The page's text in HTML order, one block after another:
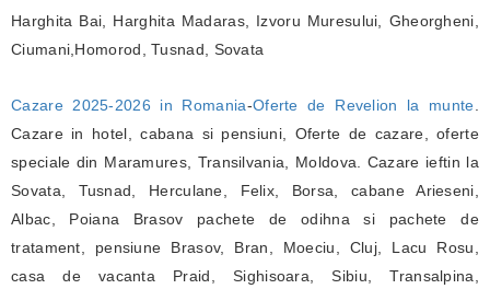
Harghita Bai, Harghita Madaras, Izvoru Muresului, Gheorgheni,
Ciumani,Homorod, Tusnad, Sovata
Cazare 2025-2026 in Romania-Oferte de Revelion la munte
Cazare in hotel, cabana si pensiuni, Oferte de cazare, oferte
speciale din Maramures, Transilvania, Moldova. Cazare ieftin la
Sovata, Tusnad, Herculane, Felix, Borsa, cabane Arieseni,
Albac, Poiana Brasov pachete de odihna si pachete de
tratament, pensiune Brasov, Bran, Moeciu, Cluj, Lacu Rosu,
casa de vacanta Praid, Sighisoara, Sibiu, Transalpina,